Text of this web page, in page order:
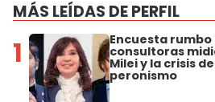
MÁS LEÍDAS DE PERFIL
1 Encuesta
consultoras
Milei y la crisis
peronismo